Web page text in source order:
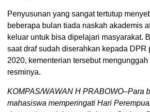
Penyusunan yang sangat tertutup
beberapa bulan tiada naskah akademis
keluar untuk bisa dipelajari masyarakat.
saat draf sudah diserahkan kepada DPR
2020, kementerian tersebut
resminya.
KOMPAS/WAWAN H PRABOWO–Para
mahasiswa memperingati Hari